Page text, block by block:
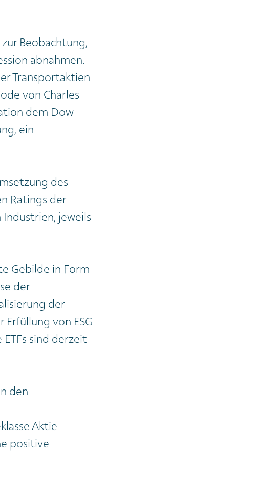
Beobachtung,
abnahmen.
Transportaktien
von Charles
dem Dow
ein
des
Ratings der
jeweils
Gebilde in Form
der
der
von ESG
sind derzeit
den
Aktie
positive